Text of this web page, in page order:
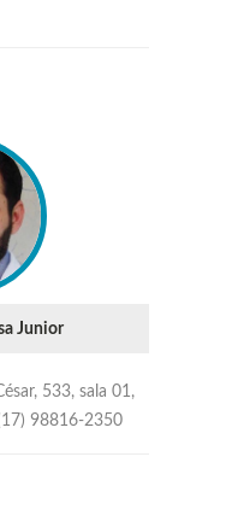
Junior
533, sala 01,
98816-2350